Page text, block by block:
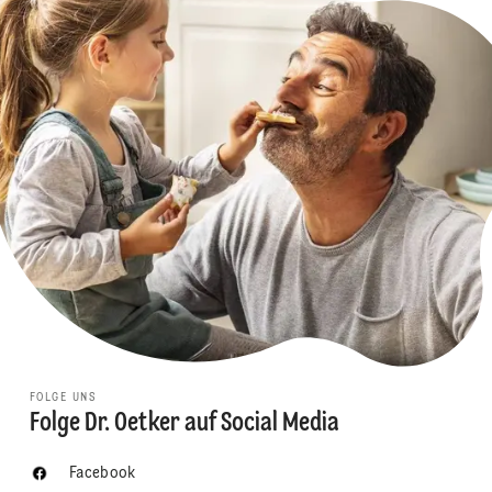
FOLGE UNS
Folge Dr. Oetker auf Social Media
Facebook